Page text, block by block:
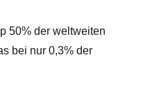
50% der weltweiten
bei nur 0,3% der